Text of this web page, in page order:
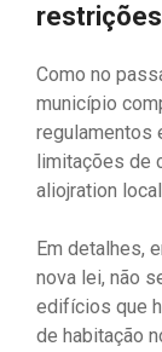
Como no
município
regulamentos
limitações de
aliojration
Em detalhes,
nova lei, não
edifícios que
de habitação